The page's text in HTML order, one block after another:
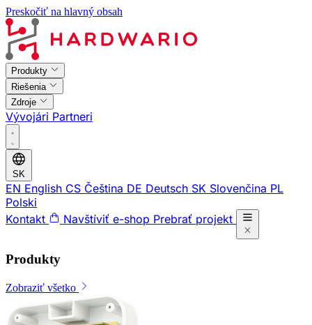
Preskočiť na hlavný obsah
Produkty
Riešenia
Zdroje
Vývojári Partneri
SK
EN English CS Čeština DE Deutsch SK Slovenčina PL
Polski
Kontakt
Navštíviť e-shop Prebrať projekt
Produkty
Zobraziť všetko